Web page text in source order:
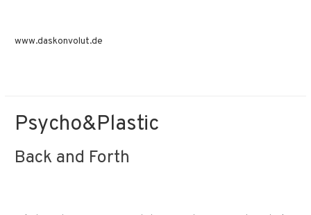
www.daskonvolut.de
Psycho&Plastic
Back and Forth